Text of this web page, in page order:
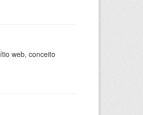
web, conceito